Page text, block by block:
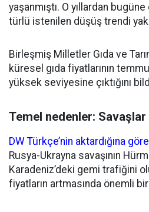
yaşanmıştı. O yıllardan
türlü istenilen düşüş trendi
Birleşmiş Milletler Gıda ve
küresel gıda fiyatlarının
yüksek seviyesine çıktığını
Temel nedenler: Savaşlar
DW Türkçe’nin aktardığına göre
Rusya-Ukrayna savaşının
Karadeniz’deki gemi trafiğini
fiyatların artmasında önemli